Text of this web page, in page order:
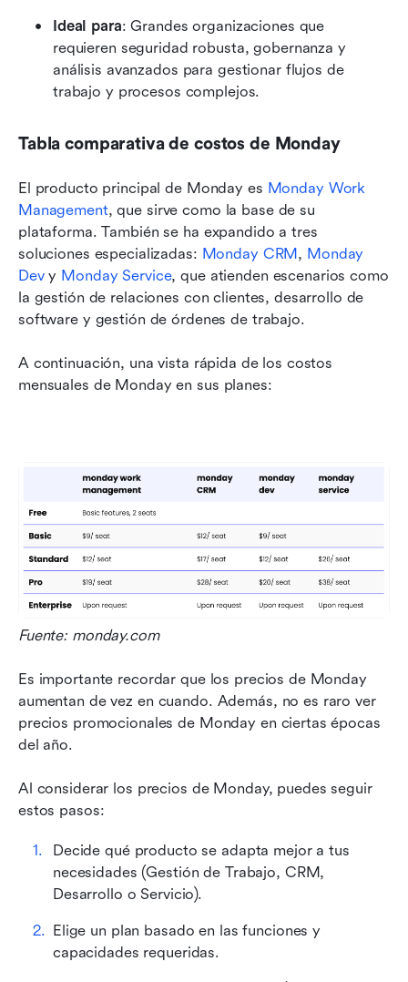
Ideal para: Grandes organizaciones que
requieren seguridad robusta, gobernanza y
análisis avanzados para gestionar flujos de
trabajo y procesos complejos.
Tabla comparativa de costos de Monday
El producto principal de Monday es Monday Work
Management, que sirve como la base de su
plataforma. También se ha expandido a tres
soluciones especializadas: Monday CRM , Monday
Dev y Monday Service, que atienden escenarios como
la gestión de relaciones con clientes, desarrollo de
software y gestión de órdenes de trabajo.
A continuación, una vista rápida de los costos
mensuales de Monday en sus planes:
Fuente: monday.com
Es importante recordar que los precios de Monday
aumentan de vez en cuando. Además, no es raro ver
precios promocionales de Monday en ciertas épocas
del año.
Al considerar los precios de Monday, puedes seguir
estos pasos:
Decide qué producto se adapta mejor a tus
necesidades (Gestión de Trabajo, CRM,
Desarrollo o Servicio).
Elige un plan basado en las funciones y
capacidades requeridas.